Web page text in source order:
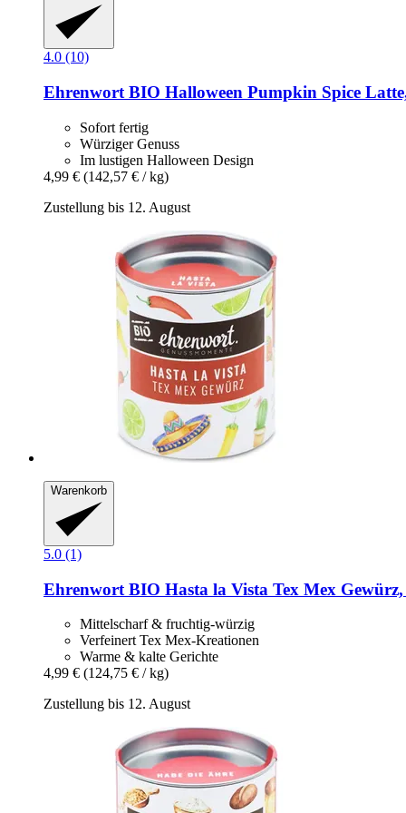
4.0 (10)
Ehrenwort BIO Halloween Pumpkin Spice
Sofort fertig
Würziger Genuss
Im lustigen Halloween Design
4,99 € (142,57 € / kg)
Zustellung bis 12. August
Warenkorb
5.0 (1)
Ehrenwort BIO Hasta la Vista Tex Mex
Mittelscharf & fruchtig-würzig
Verfeinert Tex Mex-Kreationen
Warme & kalte Gerichte
4,99 € (124,75 € / kg)
Zustellung bis 12. August